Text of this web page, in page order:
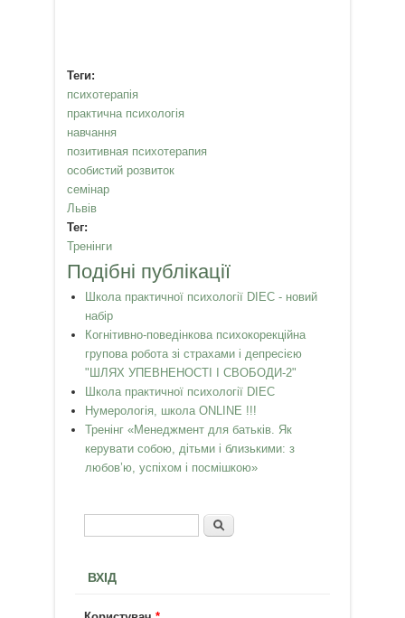
Теги:
психотерапія
практична психологія
навчання
позитивная психотерапия
особистий розвиток
семінар
Львів
Тег:
Тренінги
Подібні публікації
Школа практичної психології DIEC - новий
набір
Когнітивно-поведінкова психокорекційна
групова робота зі страхами і депресією
"ШЛЯХ УПЕВНЕНОСТІ І СВОБОДИ-2"
Школа практичної психології DIEC
Нумерологія, школа ONLINE !!!
Тренінг «Менеджмент для батьків. Як
керувати собою, дітьми і близькими: з
любов’ю, успіхом і посмішкою»
Пошукова форма
Пошук
ВХІД